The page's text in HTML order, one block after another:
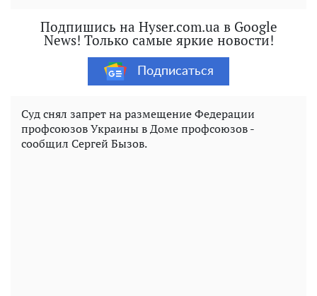
Подпишись на Hyser.com.ua в Google
News! Только самые яркие новости!
Подписаться
Суд снял запрет на размещение Федерации
профсоюзов Украины в Доме профсоюзов -
сообщил Сергей Бызов.